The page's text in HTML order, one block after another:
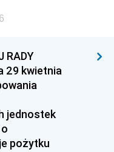
RADY
29 kwietnia
jednostek
pożytku